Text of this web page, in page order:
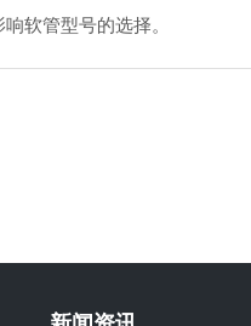
软管型号的选择。